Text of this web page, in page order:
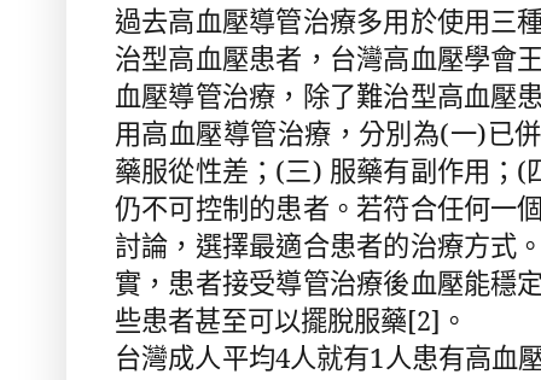
過去高血壓導管治療多用於使用三
治型高血壓患者，台灣高血壓學會
血壓導管治療，除了難治型高血壓
用高血壓導管治療，分別為(一)已
藥服從性差； (三) 服藥有副作用； (
仍不可控制的患者。若符合任何一
討論，選擇最適合患者的治療方式
實，患者接受導管治療後血壓能穩
些患者甚至可以擺脫服藥[2] 。
台灣成人平均4人就有1人患有高血